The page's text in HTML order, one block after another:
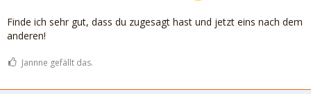
Finde ich sehr gut, dass du zugesagt hast und jetzt eins nach dem
anderen!
Jannne gefällt das.